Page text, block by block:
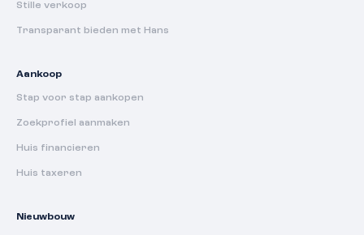
Stille verkoop
Transparant bieden met Hans
Aankoop
Stap voor stap aankopen
Zoekprofiel aanmaken
Huis financieren
Huis taxeren
Nieuwbouw